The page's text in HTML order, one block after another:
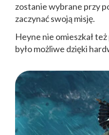
zostanie wybrane przy
zaczynać swoją misję.
Heyne nie omieszkał
było możliwe dzięki